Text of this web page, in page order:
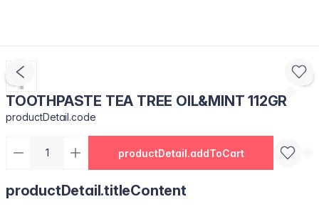
TOOTHPASTE TEA TREE OIL&MINT 112GR
productDetail.code
productDetail.addToCart
productDetail.titleContent